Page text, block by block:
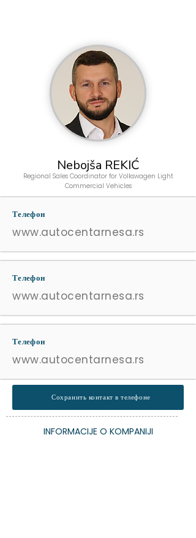
Nebojša REKIĆ
Regional Sales Coordinator for Volkswagen Light
Commercial Vehicles
Телефон
www.autocentarnesa.rs
Телефон
www.autocentarnesa.rs
Телефон
www.autocentarnesa.rs
Сохранить контакт в телефоне
INFORMACIJE O KOMPANIJI